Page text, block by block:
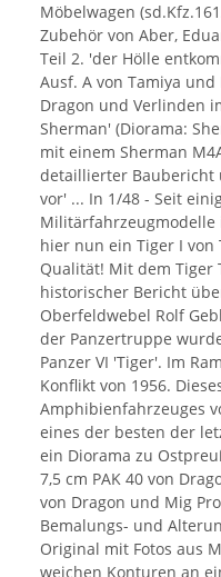
Möbelwagen
Zubehör von Aber,
Teil 2. 'der Hölle
Ausf. A von Tamiya und
Dragon und Verlinden
Sherman' (Diorama:
mit einem Sherman
detaillierter Baubericht
vor' ... In 1/48 - Seit
hier nun ein Tiger I
Qualität! Mit dem Tiger
historischer Bericht
Oberfeldwebel Rolf
der Panzertruppe
Panzer VI 'Tiger'. Im
Konflikt von 1956.
Amphibienfahrzeuges
eines der besten der
ein Diorama zu
7,5 cm PAK 40 von
von Dragon und Mig
Bemalungs- und
Original mit Fotos aus
weichen Konturen an